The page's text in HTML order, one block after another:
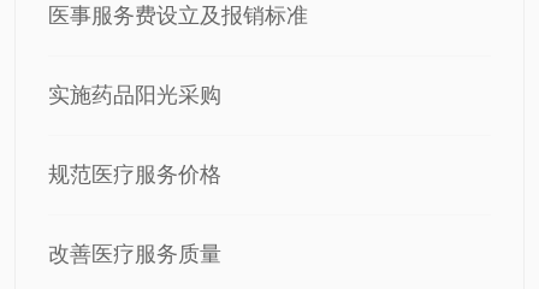
医事服务费设立及报销标准
实施药品阳光采购
规范医疗服务价格
改善医疗服务质量